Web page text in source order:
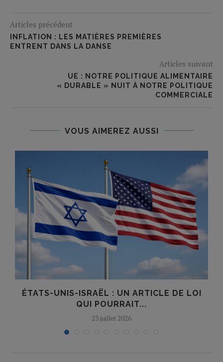
Articles précédent
INFLATION : LES MATIÈRES PREMIÈRES
ENTRENT DANS LA DANSE
Articles suivant
UE : NOTRE POLITIQUE ALIMENTAIRE
« DURABLE » NUIT À NOTRE POLITIQUE
COMMERCIALE
VOUS AIMEREZ AUSSI
ÉTATS-UNIS-ISRAËL : UN ARTICLE DE LOI
QUI POURRAIT...
23 juillet 2026